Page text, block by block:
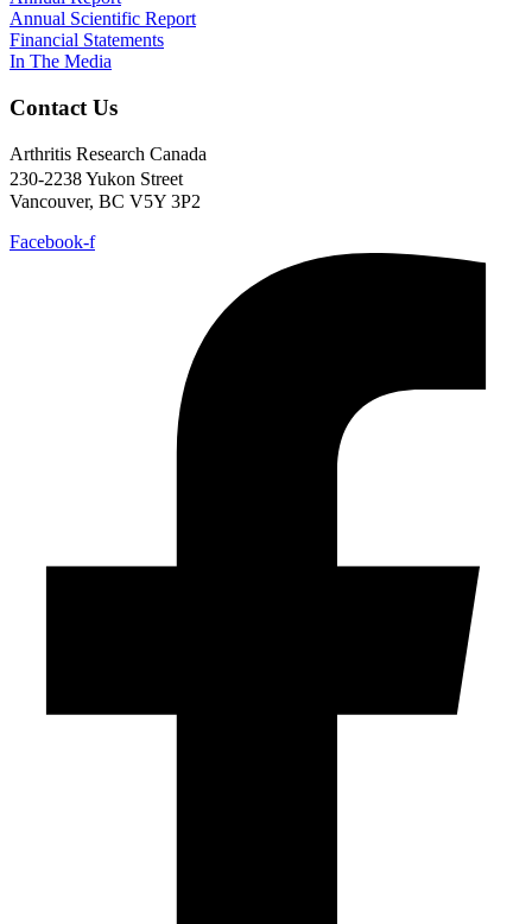
Annual Scientific Report
Financial Statements
In The Media
Contact Us
Arthritis Research Canada
230-2238 Yukon Street
Vancouver, BC V5Y 3P2
Facebook-f